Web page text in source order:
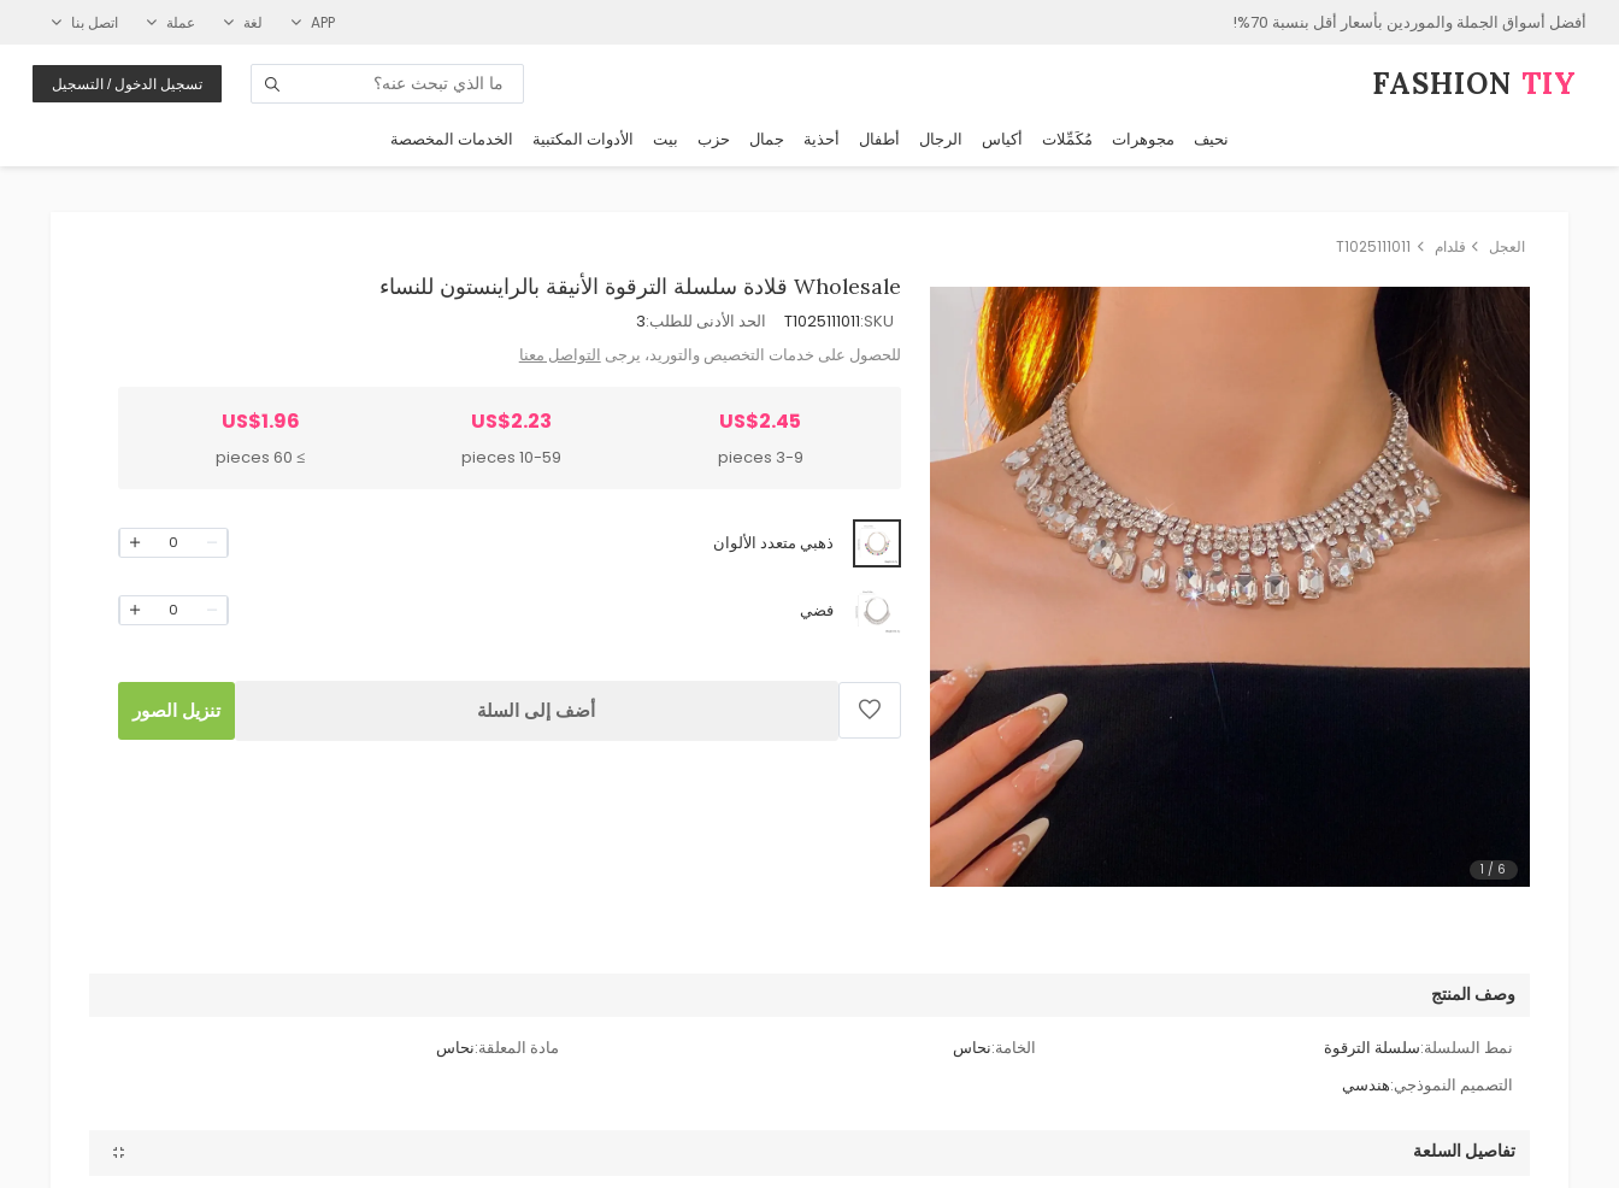
أفضل أسواق الجملة والموردين بأسعار أقل بنسبة 70%! APP لغة عملة اتصل بنا
FASHION⁠ TIY تسجيل الدخول / التسجيل
نحيف مجوهرات مُكَمِّلات أكياس الرجال أطفال أحذية جمال حزب بيت الأدوات المكتبية الخدمات المخصصة
العجل قلدام T1025111011
1 / 6
Wholesale قلادة سلسلة الترقوة الأنيقة بالراينستون للنساء
SKU:
T1025111011 الحد الأدنى للطلب:3
للحصول على خدمات التخصيص والتوريد، يرجى التواصل معنا
US$2.45
3-9 pieces
US$2.23
10-59 pieces
US$1.96
≥ 60 pieces
ذهبي متعدد الألوان 0
فضي 0
أضف إلى السلة تنزيل الصور
وصف المنتج
نمط السلسلة:سلسلة الترقوة الخامة:نحاس مادة المعلقة:نحاس
التصميم النموذجي:هندسي
تفاصيل السلعة